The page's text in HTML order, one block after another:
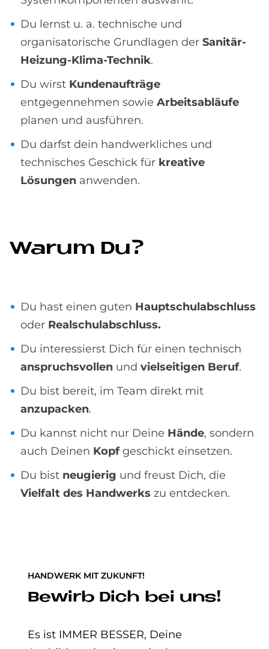
Du lernst u. a. technische und
organisatorische Grundlagen der Sanitär-
Heizung-Klima-Technik.
Du wirst Kundenaufträge
entgegennehmen sowie Arbeitsabläufe
planen und ausführen.
Du darfst dein handwerkliches und
technisches Geschick für kreative
Lösungen anwenden.
Wa­rum Du?
Du hast einen guten Hauptschulabschluss
oder Realschulabschluss.
Du interessierst Dich für einen technisch
anspruchsvollen und vielseitigen Beruf.
Du bist bereit, im Team direkt mit
anzupacken.
Du kannst nicht nur Deine Hände, sondern
auch Deinen Kopfgeschickt einsetzen.
Du bist neugierig und freust Dich, die
Vielfalt des Handwerks zu entdecken.
HANDWERK MIT ZUKUNFT!
Be­wirb Dich bei uns!
Es ist IMMER BESSER, Deine